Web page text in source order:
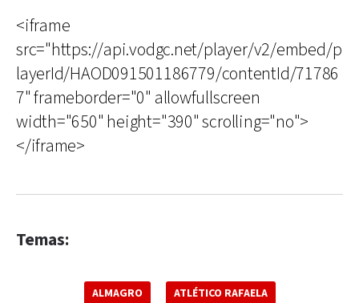
<iframe
src="https://api.vodgc.net/player/v2/embed/p
layerId/HAOD091501186779/contentId/71786
7" frameborder="0" allowfullscreen
width="650" height="390" scrolling="no">
</iframe>
Temas:
ALMAGRO ATLÉTICO RAFAELA